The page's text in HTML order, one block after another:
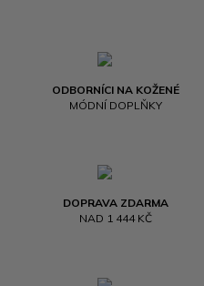
ODBORNÍCI NA KOŽENÉ
MÓDNÍ DOPLŇKY
DOPRAVA ZDARMA
NAD 1 444 KČ